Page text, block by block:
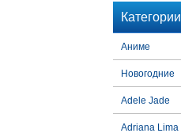
Категории
Аниме
Новогодние
Adele Jade
Adriana Lima